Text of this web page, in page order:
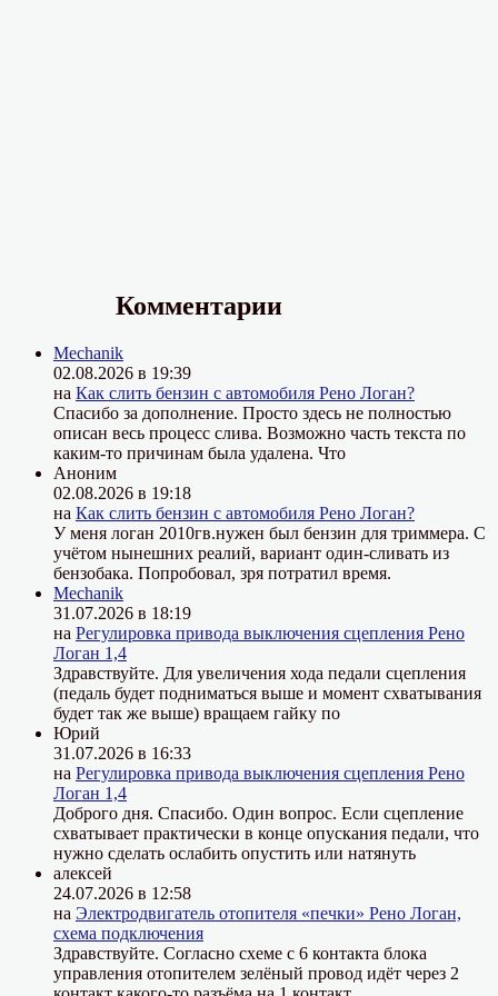
Комментарии
Mechanik
02.08.2026 в 19:39
на Как слить бензин с автомобиля Рено Логан?
Спасибо за дополнение. Просто здесь не полностью
описан весь процесс слива. Возможно часть текста по
каким-то причинам была удалена. Что
Аноним
02.08.2026 в 19:18
на Как слить бензин с автомобиля Рено Логан?
У меня логан 2010гв.нужен был бензин для триммера. С
учётом нынешних реалий, вариант один-сливать из
бензобака. Попробовал, зря потратил время.
Mechanik
31.07.2026 в 18:19
на Регулировка привода выключения сцепления Рено
Логан 1,4
Здравствуйте. Для увеличения хода педали сцепления
(педаль будет подниматься выше и момент схватывания
будет так же выше) вращаем гайку по
Юрий
31.07.2026 в 16:33
на Регулировка привода выключения сцепления Рено
Логан 1,4
Доброго дня. Спасибо. Один вопрос. Если сцепление
схватывает практически в конце опускания педали, что
нужно сделать ослабить опустить или натянуть
алексей
24.07.2026 в 12:58
на Электродвигатель отопителя «печки» Рено Логан,
схема подключения
Здравствуйте. Согласно схеме с 6 контакта блока
управления отопителем зелёный провод идёт через 2